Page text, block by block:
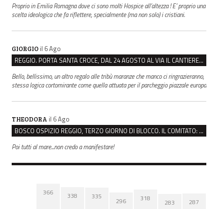
Proprio in Emilia Romagna dove ci sono molti Hospice all’altezza ! E’ proprio una
scelta ideologica che fa riflettere, specialmente (ma non solo) i cristiani.
GIORGIO il 6 Ago
REGGIO. PORTA SANTA CROCE, DAL 24 AGOSTO AL VIA IL CANTIERE PER IL NUOVO COLLETTORE FOGNARIO
Bello, bellissimo, un altro regalo alle tribù maranze che manco ci ringrazieranno,
stessa logica cortomirante come quella attuata per il parcheggio piazzale europa
THEODORA il 6 Ago
BOSCO OSPIZIO REGGIO, TERZO GIORNO DI BLOCCO. IL COMITATO: “PRESIDIO FINO A VENERDÌ”
Poi tutti al mare...non credo a manifestare!
366 338 335
296 318 283 287